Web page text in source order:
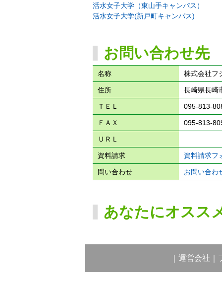
活水女子大学（東山手キャンパス）
活水女子大学(新戸町キャンパス)
お問い合わせ先
名称 株式会社フ
住所 長崎県長崎
ＴＥＬ 095-813-
ＦＡＸ 095-813-
ＵＲＬ
資料請求 資料請求フ
問い合わせ お問い合わ
あなたにオスス
運営会社